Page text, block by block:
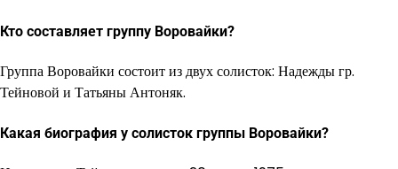
Кто составляет группу Воровайки?
Группа Воровайки состоит из двух солисток: Надежды гр.
Тейновой и Татьяны Антоняк.
Какая биография у солисток группы Воровайки?